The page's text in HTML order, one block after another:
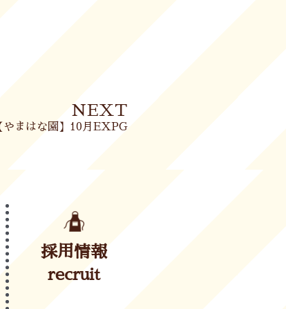
NEXT
やまはな園】10月EXPG
採用情報
recruit